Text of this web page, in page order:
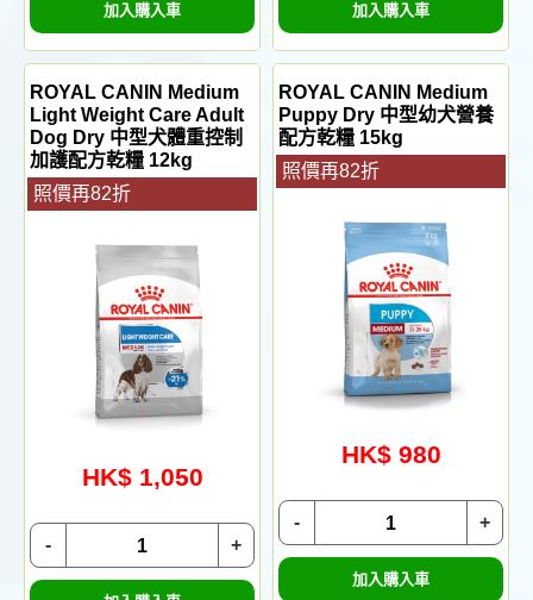
加入購入車 加入購入車
ROYAL CANIN Medium
Light Weight Care Adult
Dog Dry 中型犬體重控制
加護配方乾糧 12kg
照價再82折
HK$ 1,050
+
-
ROYAL CANIN Medium
Puppy Dry 中型幼犬營養
配方乾糧 15kg
照價再82折
HK$ 980
+
-
加入購入車